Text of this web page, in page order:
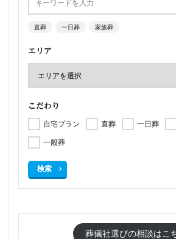
直葬 一日葬 家族葬
エリア
こだわり
自宅プラン 直葬 一日葬
一般葬
検索
葬儀社選びの相談はこ